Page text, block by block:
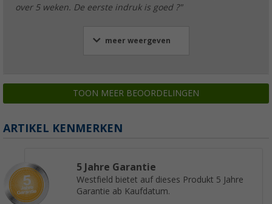
over 5 weken. De eerste indruk is goed ?"
meer weergeven
TOON MEER BEOORDELINGEN
ARTIKEL KENMERKEN
5 Jahre Garantie
Westfield bietet auf dieses Produkt 5 Jahre
Garantie ab Kaufdatum.